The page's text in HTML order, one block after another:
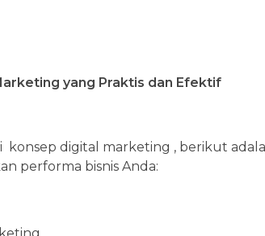
yang Praktis dan Efektif
konsep digital marketing , berikut
performa bisnis Anda: